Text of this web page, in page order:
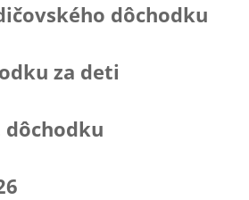
dôchodku
za deti
dôchodku